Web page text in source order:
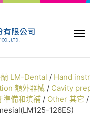
LM-Dental / Hand
額外器械 / Cavity
備和填補 / Other 其它
126ES)